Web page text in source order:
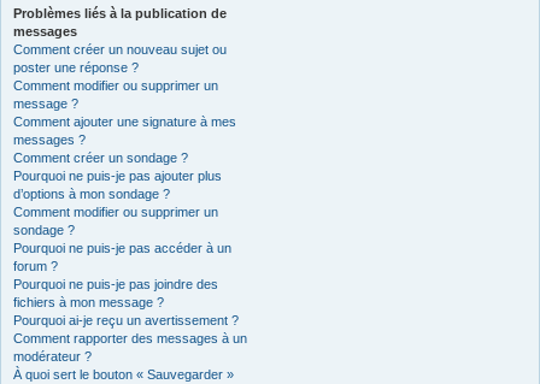
Problèmes liés à la publication de
messages
Comment créer un nouveau sujet ou
poster une réponse ?
Comment modifier ou supprimer un
message ?
Comment ajouter une signature à mes
messages ?
Comment créer un sondage ?
Pourquoi ne puis-je pas ajouter plus
d’options à mon sondage ?
Comment modifier ou supprimer un
sondage ?
Pourquoi ne puis-je pas accéder à un
forum ?
Pourquoi ne puis-je pas joindre des
fichiers à mon message ?
Pourquoi ai-je reçu un avertissement ?
Comment rapporter des messages à un
modérateur ?
À quoi sert le bouton « Sauvegarder »